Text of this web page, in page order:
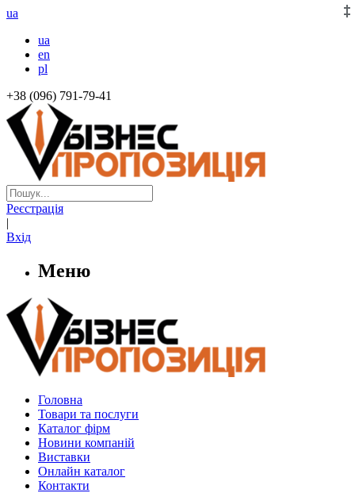
ua
ua
en
pl
+38 (096) 791-79-41
Реєстрація
|
Вхід
Меню
Головна
Товари та послуги
Каталог фірм
Новини компаній
Виставки
Онлайн каталог
Контакти